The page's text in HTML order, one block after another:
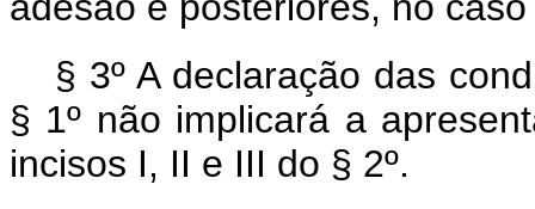
§ 3º A declaração das
§ 1º não implicará a
incisos I, II e III do § 2º.